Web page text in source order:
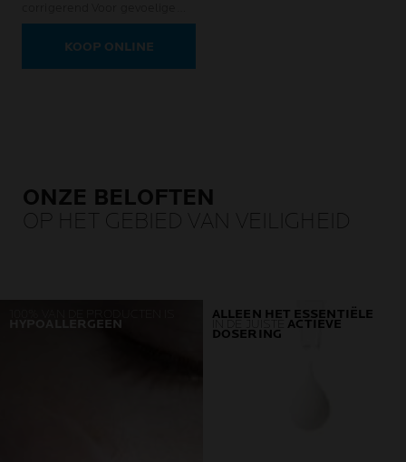
ogen
KOOP ONLINE
ONZE BELOFTEN
OP HET GEBIED VAN VEILIGHEID
HYPOALLERGEEN
ALLEEN HET ESSENTIËLE
ACTIEVE
DOSERING